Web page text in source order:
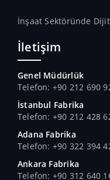
İnşaat Sektöründe
İletişim
Genel Müdürlük
Telefon: +90 212 690
İstanbul Fabrika
Telefon: +90 212 428
Adana Fabrika
Telefon: +90 322 394
Ankara Fabrika
Telefon: +90 312 640